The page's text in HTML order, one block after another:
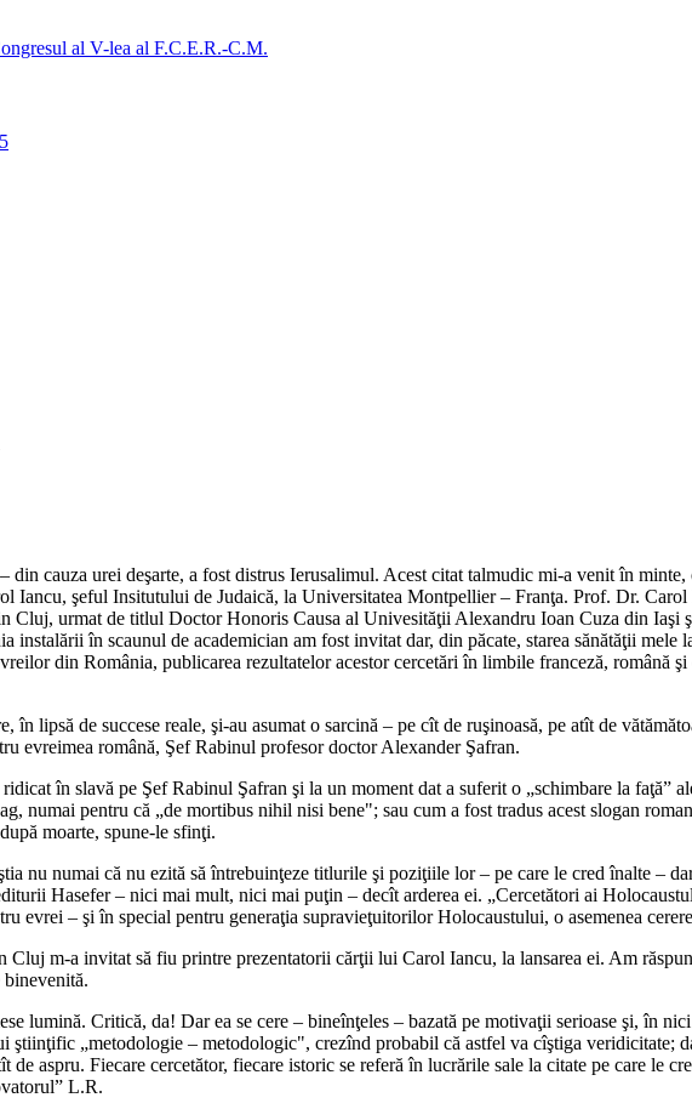
al V-lea al F.C.E.R.-C.M.
– din cauza urei deşarte, a fost distrus Ierusalimul. Acest citat talmudic mi-a venit în
şeful Insitutului de Judaică, la Universitatea Montpellier – Franţa. Prof. Dr.
urmat de titlul Doctor Honoris Causa al Univesităţii Alexandru Ioan Cuza din Iaşi
în scaunul de academician am fost invitat dar, din păcate, starea sănătăţii mele
din România, publicarea rezultatelor acestor cercetări în limbile franceză, română
lipsă de succese reale, şi-au asumat o sarcină – pe cît de ruşinoasă, pe atît de
evreimea română, Şef Rabinul profesor doctor Alexander Şafran.
în slavă pe Şef Rabinul Şafran şi la un moment dat a suferit o „schimbare la faţă”
numai pentru că „de mortibus nihil nisi bene"; sau cum a fost tradus acest slogan
moarte, spune-le sfinţi.
nu numai că nu ezită să întrebuinţeze titlurile şi poziţiile lor – pe care le cred înalte –
Hasefer – nici mai mult, nici mai puţin – decît arderea ei. „Cercetători ai
evrei – şi în special pentru generaţia supravieţuitorilor Holocaustului, o asemenea
m-a invitat să fiu printre prezentatorii cărţii lui Carol Iancu, la lansarea ei. Am
lumină. Critică, da! Dar ea se cere – bineînţeles – bazată pe motivaţii serioase şi, în
„metodologie – metodologic", crezînd probabil că astfel va cîştiga veridicitate;
aspru. Fiecare cercetător, fiecare istoric se referă în lucrările sale la citate pe care le
L.R.